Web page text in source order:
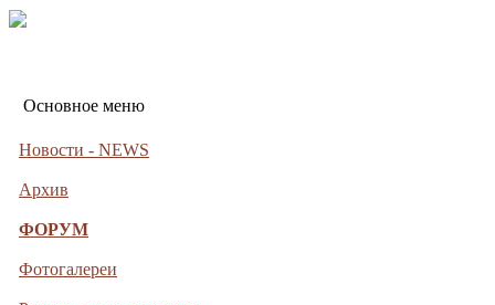
Основное меню
Новости - NEWS
Архив
ФОРУМ
Фотогалереи